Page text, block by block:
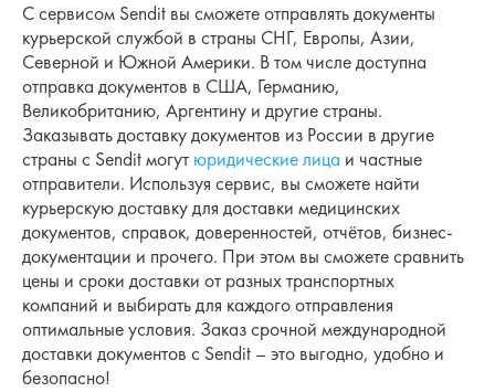
С сервисом Sendit вы сможете отправлять документы
курьерской службой в страны СНГ, Европы, Азии,
Северной и Южной Америки. В том числе доступна
отправка документов в США, Германию,
Великобританию, Аргентину и другие страны.
Заказывать доставку документов из России в другие
страны с Sendit могут юридические лица и частные
отправители. Используя сервис, вы сможете найти
курьерскую доставку для доставки медицинских
документов, справок, доверенностей, отчётов, бизнес-
документации и прочего. При этом вы сможете сравнить
цены и сроки доставки от разных транспортных
компаний и выбирать для каждого отправления
оптимальные условия. Заказ срочной международной
доставки документов с Sendit – это выгодно, удобно и
безопасно!